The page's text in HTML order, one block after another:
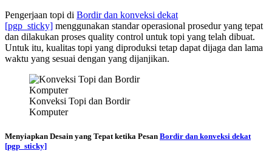
Pengerjaan topi di Bordir dan konveksi dekat
[pgp_sticky] menggunakan standar operasional prosedur yang tepat
dan dilakukan proses quality control untuk topi yang telah dibuat.
Untuk itu, kualitas topi yang diproduksi tetap dapat dijaga dan lama
waktu yang sesuai dengan yang dijanjikan.
Konveksi Topi dan Bordir
Komputer
Menyiapkan Desain yang Tepat ketika Pesan Bordir dan konveksi dekat
[pgp_sticky]